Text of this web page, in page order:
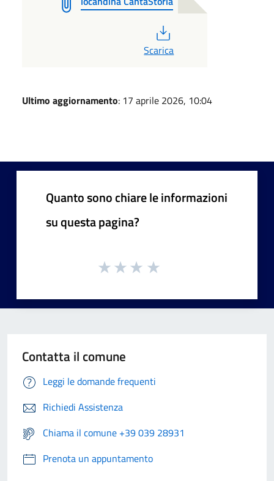
Scarica
Ultimo aggiornamento: 17 aprile 2026, 10:04
Quanto sono chiare le informazioni
su questa pagina?
Contatta il comune
Leggi le domande frequenti
Richiedi Assistenza
Chiama il comune +39 039 28931
Prenota un appuntamento